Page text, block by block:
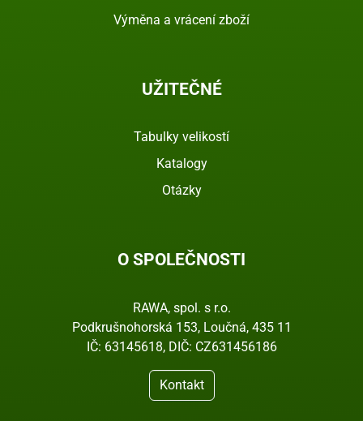
Výměna a vrácení zboží
UŽITEČNÉ
Tabulky velikostí
Katalogy
Otázky
O SPOLEČNOSTI
RAWA, spol. s r.o.
Podkrušnohorská 153, Loučná, 435 11
IČ: 63145618, DIČ: CZ631456186
Kontakt